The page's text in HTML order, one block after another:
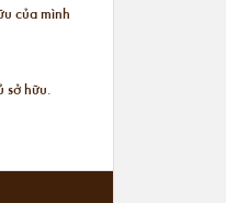
của mình
sở hữu.